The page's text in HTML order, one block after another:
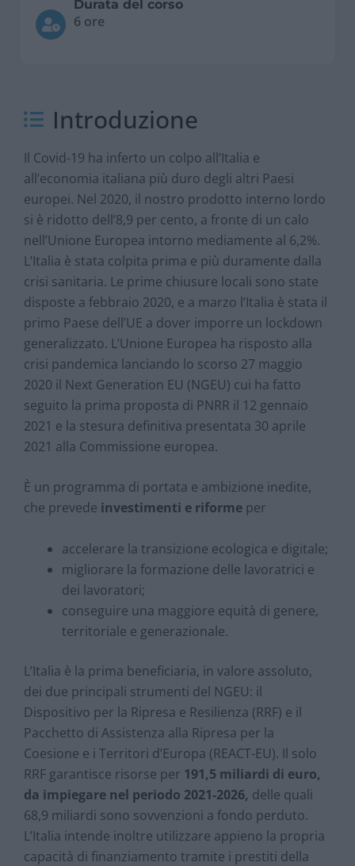
Durata del corso
6 ore
Introduzione
Il Covid-19 ha inferto un colpo all’Italia e
all’economia italiana più duro degli altri Paesi
europei. Nel 2020, il nostro prodotto interno lordo
si è ridotto dell’8,9 per cento, a fronte di un calo
nell’Unione Europea intorno mediamente al 6,2%.
L’Italia è stata colpita prima e più duramente dalla
crisi sanitaria. Le prime chiusure locali sono state
disposte a febbraio 2020, e a marzo l’Italia è stata il
primo Paese dell’UE a dover imporre un lockdown
generalizzato. L’Unione Europea ha risposto alla
crisi pandemica lanciando lo scorso 27 maggio
2020 il Next Generation EU (NGEU) cui ha fatto
seguito la prima proposta di PNRR il 12 gennaio
2021 e la stesura definitiva presentata 30 aprile
2021 alla Commissione europea.
È un programma di portata e ambizione inedite,
che prevede investimenti e riforme per
accelerare la transizione ecologica e digitale;
migliorare la formazione delle lavoratrici e
dei lavoratori;
conseguire una maggiore equità di genere,
territoriale e generazionale.
L’Italia è la prima beneficiaria, in valore assoluto,
dei due principali strumenti del NGEU: il
Dispositivo per la Ripresa e Resilienza (RRF) e il
Pacchetto di Assistenza alla Ripresa per la
Coesione e i Territori d’Europa (REACT-EU). Il solo
RRF garantisce risorse per 191,5 miliardi di euro,
da impiegare nel periodo 2021-2026, delle quali
68,9 miliardi sono sovvenzioni a fondo perduto.
L’Italia intende inoltre utilizzare appieno la propria
capacità di finanziamento tramite i prestiti della